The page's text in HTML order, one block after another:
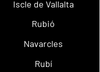
Iscle de Vallalta
Rubió
Navarcles
Rubí